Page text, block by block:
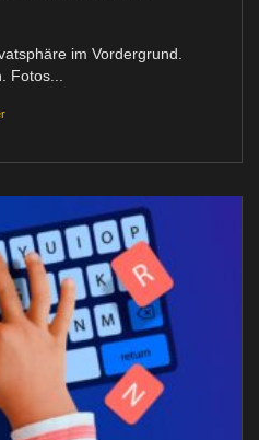
im Vordergrund.
Fotos...